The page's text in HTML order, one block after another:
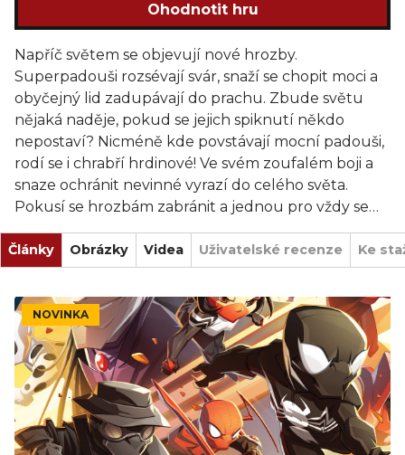
Ohodnotit hru
Napříč světem se objevují nové hrozby.
Superpadouši rozsévají svár, snaží se chopit moci a
obyčejný lid zadupávají do prachu. Zbude světu
nějaká naděje, pokud se jejich spiknutí někdo
nepostaví? Nicméně kde povstávají mocní padouši,
rodí se i chrabří hrdinové! Ve svém zoufalém boji a
snaze ochránit nevinné vyrazí do celého světa.
Pokusí se hrozbám zabránit a jednou pro vždy se
padouchům postavit.
V Marvel United se ujmete rolí ikonických Marvel
hrdinů. Budete spolupracovat ve snaze zmařit
spiknutí mocného padoucha, kterého řídí hra.
Každý padouch přináší jedinečné spiknutí a hrozby.
Spouští různé efekty a napříč lokacemi hrdinům
chystají výzvy. Hrdinové musí pečlivě vybírat, které
karty ze svého jedinečného balíčku zahrají. Ve
snaze o nemožné nejde jen o různé akce a
superschopnosti, ale i kombinaci akcí s jinými hrdiny.
Články Obrázky Videa Uživatelské recenze Ke
NOVINKA